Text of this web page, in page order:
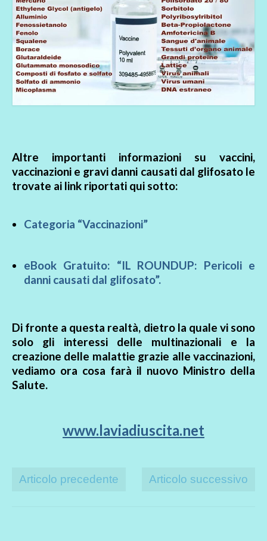
Altre importanti informazioni su vaccini,
vaccinazioni e gravi danni causati dal glifosato le
trovate ai link riportati qui sotto:
Categoria “Vaccinazioni”
eBook Gratuito: “IL ROUNDUP: Pericoli e
danni causati dal glifosato”.
Di fronte a questa realtà, dietro la quale vi sono
solo gli interessi delle multinazionali e la
creazione delle malattie grazie alle vaccinazioni,
vediamo ora cosa farà il nuovo Ministro della
Salute.
www.laviadiuscita.net
Articolo precedente Articolo successivo